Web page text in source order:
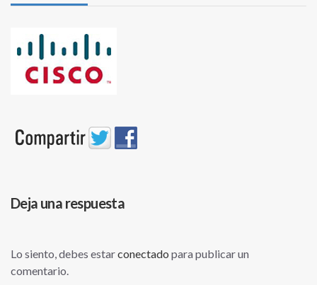
Deja una respuesta
Lo siento, debes estarconectado para publicar un
comentario.